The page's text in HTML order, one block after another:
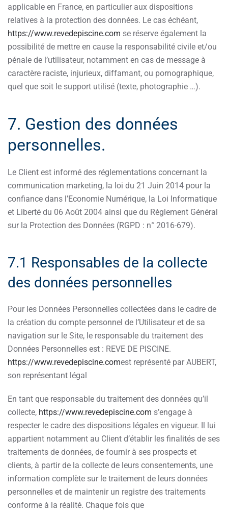
applicable en France, en particulier aux dispositions
relatives à la protection des données. Le cas échéant,
https://www.revedepiscine.com se réserve également la
possibilité de mettre en cause la responsabilité civile et/ou
pénale de l’utilisateur, notamment en cas de message à
caractère raciste, injurieux, diffamant, ou pornographique,
quel que soit le support utilisé (texte, photographie …).
7. Gestion des données
personnelles.
Le Client est informé des réglementations concernant la
communication marketing, la loi du 21 Juin 2014 pour la
confiance dans l’Economie Numérique, la Loi Informatique
et Liberté du 06 Août 2004 ainsi que du Règlement Général
sur la Protection des Données (RGPD : n° 2016-679).
7.1 Responsables de la collecte
des données personnelles
Pour les Données Personnelles collectées dans le cadre de
la création du compte personnel de l’Utilisateur et de sa
navigation sur le Site, le responsable du traitement des
Données Personnelles est : REVE DE PISCINE.
https://www.revedepiscine.comest représenté par AUBERT,
son représentant légal
En tant que responsable du traitement des données qu’il
collecte, https://www.revedepiscine.com s’engage à
respecter le cadre des dispositions légales en vigueur. Il lui
appartient notamment au Client d’établir les finalités de ses
traitements de données, de fournir à ses prospects et
clients, à partir de la collecte de leurs consentements, une
information complète sur le traitement de leurs données
personnelles et de maintenir un registre des traitements
conforme à la réalité. Chaque fois que